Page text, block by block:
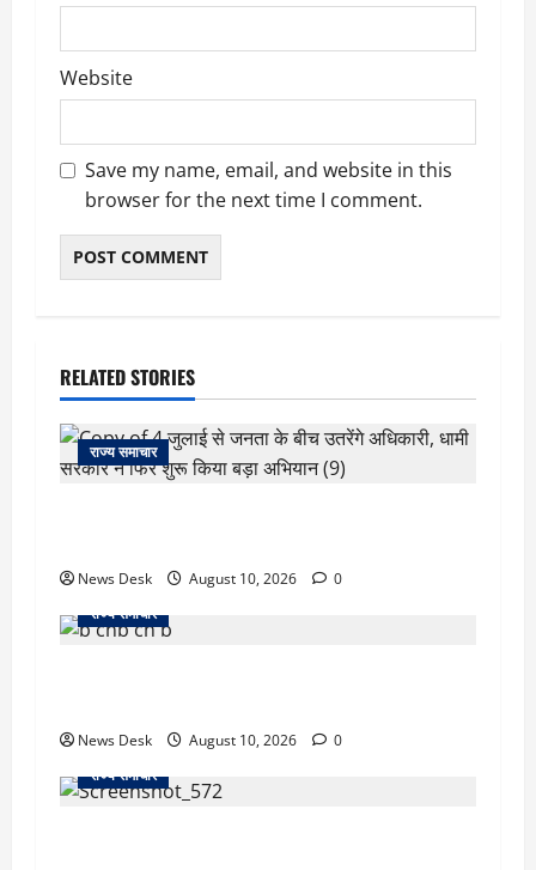
Website
Save my name, email, and website in this
browser for the next time I comment.
RELATED STORIES
राज्य समाचार
News Desk August 10, 2026
0
राज्य समाचार
News Desk August 10, 2026
0
राज्य समाचार